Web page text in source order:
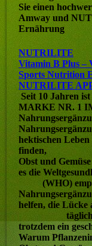
Sie einen
Amway und
Ernährung
NUTRILITE
Vitamin B Plus –
Sports Nutrition
NUTRILITE
Seit 10 Jahren
MARKE NR. 1
hektischen Leben
finden,
Obst und
es die
(WHO)
helfen, die
täglich
trotzdem ein
Warum